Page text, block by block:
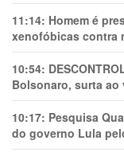
11:14: Homem é
xenofóbicas contra
10:54:
Bolsonaro, surta ao
10:17: Pesquisa
do governo Lula